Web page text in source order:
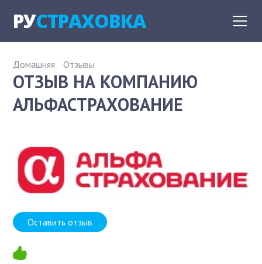
РУСТРАХОВКА
Домашняя Отзывы
ОТЗЫВ НА КОМПАНИЮ
АЛЬФАСТРАХОВАНИЕ
Оставить отзыв